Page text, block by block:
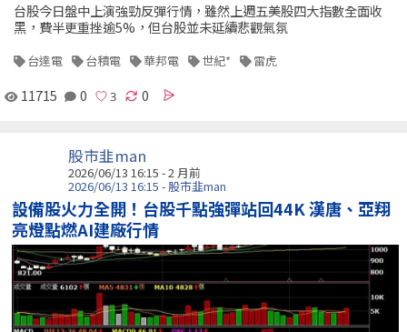
台股今日盤中上演強勁反彈行情，雖然上週五美股四大指數全面收
黑，費半更重挫逾5%，但台股並未延續悲觀氣氛
台達電 台積電 華邦電 世紀* 雷虎
11715 0 0
股市韭man
2026/06/13 16:15 - 2 月前
2026/06/13 16:15 - 股市韭man
設備股火力全開！台股千點強彈站回44K 漢唐、亞翔
亮燈點燃AI建廠行情